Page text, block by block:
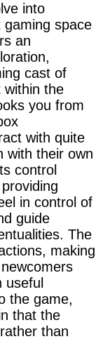
into
space
an
cast of
within the
you from
with quite
with their own
control
in control of
guide
The
making
the game,
that the
than